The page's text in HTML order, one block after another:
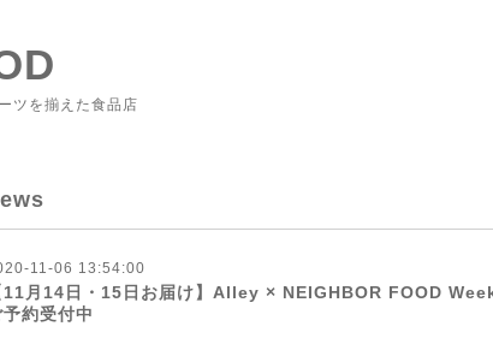
ツを揃えた食品店
11-06 13:54:00
11月14日・15日お届け】Alley × NEIGHBOR FOOD
予約受付中